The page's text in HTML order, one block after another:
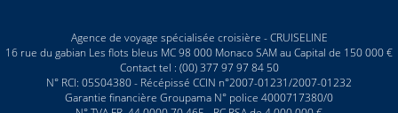
Agence de voyage spécialisée croisière - CRUISELINE
16 rue du gabian Les flots bleus MC 98 000 Monaco SAM au Capital de 150 000 €
Contact tel : (00) 377 97 97 84 50
N° RCI: 05S04380 - Récépissé CCIN n°2007-01231/2007-01232
Garantie financière Groupama N° police 4000717380/0